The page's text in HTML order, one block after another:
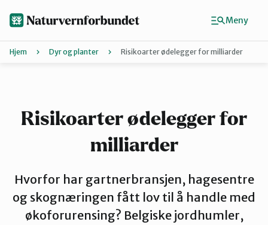
Finn ditt lokallag
Agder
Finnmark
Hjem Dyr og planter Risikoarter ødelegger for milliarder
Risikoarter ødelegger for
milliarder
Hvorfor har gartnerbransjen, hagesentre
og skognæringen fått lov til å handle med
økoforurensing? Belgiske jordhumler,